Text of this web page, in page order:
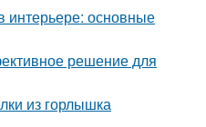
интерьере: основные
решение для
из горлышка